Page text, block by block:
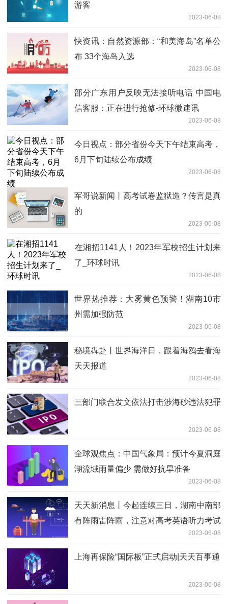
游客
2023-06-08
快资讯：自然资源部：“和美海岛”名单公
布 33个海岛入选
2023-06-08
部分广东用户反映无法接听电话 中国电
信客服：正在进行抢修-环球微速讯
2023-06-08
今日视点：部分省份今天下午结束高考，
6月下旬陆续公布成绩
2023-06-08
军哥说新闻丨高考试卷监狱造？传言是真
的
2023-06-08
​在湘招1141人！2023年军校招生计划来
了_环球时讯
2023-06-08
世界热推荐：大雾黄色预警！湖南10市
州需加强防范
2023-06-08
秘境犇赴丨世界海洋日，跟着海鸥去看海
天天报道
2023-06-08
三部门联合发文依法打击涉海砂违法犯罪
2023-06-08
全球观焦点：中国气象局：预计今夏洞庭
湖流域雨量偏少 需做好抗旱准备
2023-06-08
天天新消息丨今起连续三日，湖南中南部
有阵雨雷阵雨，注意对高考英语听力考试
2023-06-08
上海再保险“国际板”正式启动|天天百事通
2023-06-08